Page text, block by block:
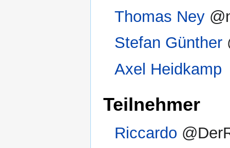
Thomas Ney
Stefan Günther
Axel Heidkamp
Teilnehmer
Riccardo